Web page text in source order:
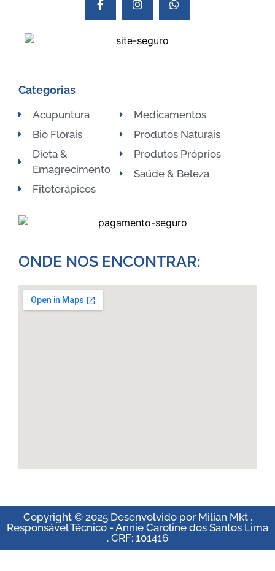
Categorias
Acupuntura
Bio Florais
Dieta &
Emagrecimento
Fitoterápicos
Medicamentos
Produtos Naturais
Produtos Próprios
Saúde & Beleza
ONDE NOS ENCONTRAR:​
Copyright © 2025 Desenvolvido por Milian Mkt .
Responsável Técnico - Annie Caroline dos Santos Lima
. CRF: 101416